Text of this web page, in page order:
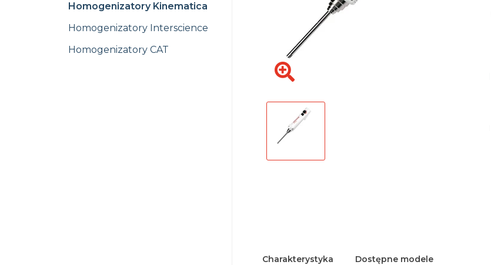
Homogenizatory Kinematica
Homogenizatory Interscience
Homogenizatory CAT
Charakterystyka Dostępne modele